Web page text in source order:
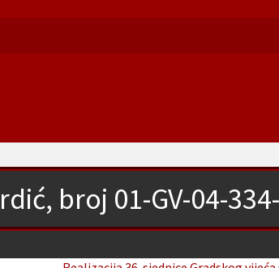
broj 01-GV-04-